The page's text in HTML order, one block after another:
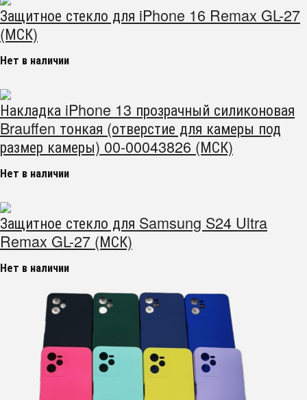
Защитное стекло для iPhone 16 Remax GL-27
(МСК)
Нет в наличии
Накладка iPhone 13 прозрачный силиконовая
Brauffen тонкая (отверстие для камеры под
размер камеры) 00-00043826 (МСК)
Нет в наличии
Защитное стекло для Samsung S24 Ultra
Remax GL-27 (МСК)
Нет в наличии